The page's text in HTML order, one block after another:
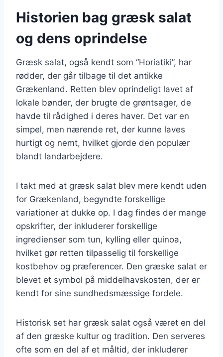
Historien bag græsk salat
og dens oprindelse
Græsk salat, også kendt som “Horiatiki”, har
rødder, der går tilbage til det antikke
Grækenland. Retten blev oprindeligt lavet af
lokale bønder, der brugte de grøntsager, de
havde til rådighed i deres haver. Det var en
simpel, men nærende ret, der kunne laves
hurtigt og nemt, hvilket gjorde den populær
blandt landarbejdere.
I takt med at græsk salat blev mere kendt uden
for Grækenland, begyndte forskellige
variationer at dukke op. I dag findes der mange
opskrifter, der inkluderer forskellige
ingredienser som tun, kylling eller quinoa,
hvilket gør retten tilpasselig til forskellige
kostbehov og præferencer. Den græske salat er
blevet et symbol på middelhavskosten, der er
kendt for sine sundhedsmæssige fordele.
Historisk set har græsk salat også været en del
af den græske kultur og tradition. Den serveres
ofte som en del af et måltid, der inkluderer